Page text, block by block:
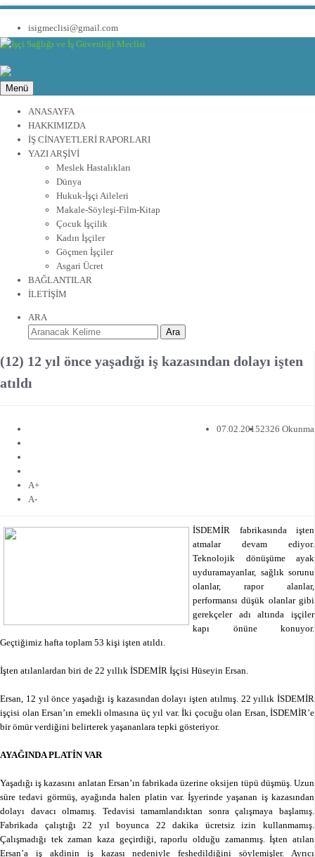
isigmeclisi@gmail.com
Menü
ANASAYFA
HAKKIMIZDA
İŞ CİNAYETLERİ RAPORLARI
YAZI ARŞİVİ
Meslek Hastalıkları
Dünya
Hukuk-İşçi Aileleri
Makale-Söyleşi-Film-Kitap
Çocuk İşçilik
Kadın İşçiler
Göçmen İşçiler
Asgari Ücret
BAĞLANTILAR
İLETİŞİM
ARA
Ara
(12) 12 yıl önce yaşadığı iş kazasından dolayı işten
atıldı
2326 Okunma
07.02.2015
A+
A-
İSDEMİR fabrikasında işten
atmalar devam ediyor.
Teknolojik dönüşüme ayak
uyduramayanlar, sağlık sorunu
olanlar, rapor alanlar,
performansı düşük olanlar gibi
gerekçeler adı altında işçiler
kapı önüne konuyor.
Geçtiğimiz hafta toplam 53 kişi işten atıldı.
İşten atılanlardan biri de 22 yıllık İSDEMİR İşçisi Hüseyin Ersan.
Ersan, 12 yıl önce yaşadığı iş kazasından dolayı işten atılmış. 22 yıllık İSDEMİR
işçisi olan Ersan’ın emekli olmasına üç yıl var. İki çocuğu olan Ersan, İSDEMİR’e
bir ömür verdiğini belirterek yaşananlara tepki gösteriyor.
AYAĞINDA PLATİN VAR
Yaşadığı iş kazasını anlatan Ersan’ın fabrikada üzerine oksijen tüpü düşmüş. Uzun
süre tedavi görmüş, ayağında halen platin var. İşyerinde yaşanan iş kazasından
dolayı davacı olmamış. Tedavisi tamamlandıktan sonra çalışmaya başlamış.
Fabrikada çalıştığı 22 yıl boyunca 22 dakika ücretsiz izin kullanmamış.
Çalışmadığı tek zaman kaza geçirdiği, raporlu olduğu zamanmış. İşten atılan
Ersan’a iş akdinin iş kazası nedeniyle feshedildiğini söylemişler. Ayrıcı